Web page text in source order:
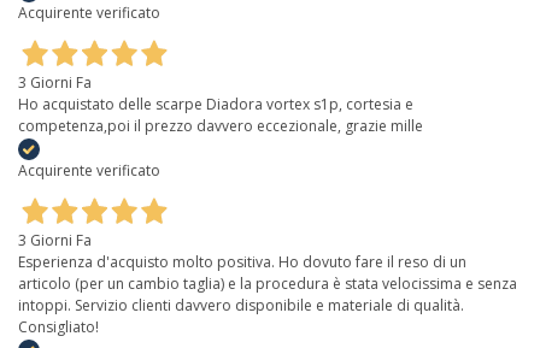
Acquirente verificato
3 Giorni Fa
Ho acquistato delle scarpe Diadora vortex s1p, cortesia e
competenza,poi il prezzo davvero eccezionale, grazie mille
Acquirente verificato
3 Giorni Fa
Esperienza d'acquisto molto positiva. Ho dovuto fare il reso di un
articolo (per un cambio taglia) e la procedura è stata velocissima e senza
intoppi. Servizio clienti davvero disponibile e materiale di qualità.
Consigliato!